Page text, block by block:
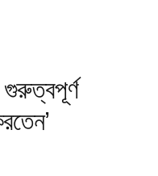
গুরুত্বপূর্ণ